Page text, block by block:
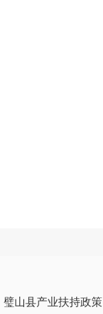
璧山县产业扶持政策